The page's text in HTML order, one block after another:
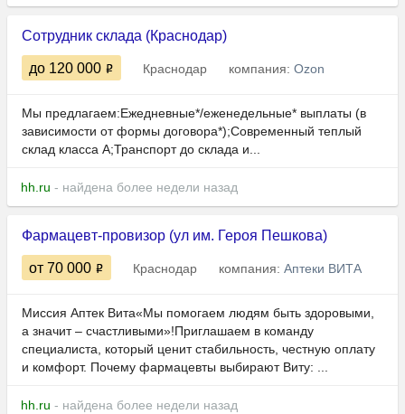
Сотрудник склада (Краснодар)
до 120 000 Краснодар компания: Ozon
Мы предлагаем:Ежедневные*/еженедельные* выплаты (в
зависимости от формы договора*);Современный теплый
склад класса А;Транспорт до склада и...
hh.ru - найдена более недели назад
Фармацевт-провизор (ул им. Героя Пешкова)
от 70 000 Краснодар компания: Аптеки ВИТА
Миссия Аптек Вита«Мы помогаем людям быть здоровыми,
а значит – счастливыми»!Приглашаем в команду
специалиста, который ценит стабильность, честную оплату
и комфорт. Почему фармацевты выбирают Виту: ...
hh.ru - найдена более недели назад